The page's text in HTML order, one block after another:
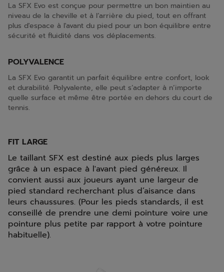
La SFX Evo est conçue pour permettre un bon maintien au
niveau de la cheville et à l’arrière du pied, tout en offrant
plus d'espace à l'avant du pied pour un bon équilibre entre
sécurité et fluidité dans vos déplacements.
POLYVALENCE
La SFX Evo garantit un parfait équilibre entre confort, look
et durabilité. Polyvalente, elle peut s’adapter à n’importe
quelle surface et même être portée en dehors du court de
tennis.
FIT LARGE
Le taillant SFX est destiné aux pieds plus larges
grâce à un espace à l'avant pied généreux. Il
convient aussi aux joueurs ayant une largeur de
pied standard recherchant plus d’aisance dans
leurs chaussures. (Pour les pieds standards, il est
conseillé de prendre une demi pointure voire une
pointure plus petite par rapport à votre pointure
habituelle).